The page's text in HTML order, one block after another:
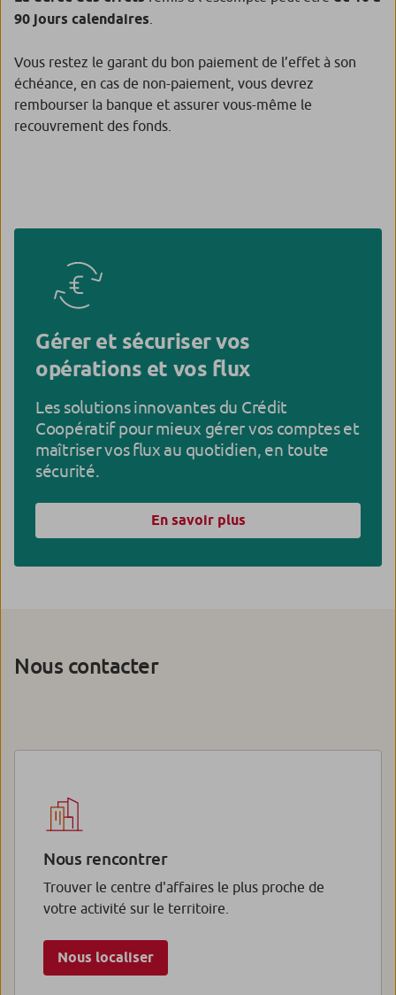
90 jours calendaires
Vous restez le garant du bon paiement de l’effet à son
échéance, en cas de non-paiement, vous devrez
rembourser la banque et assurer vous-même le
recouvrement des fonds.
Gérer et sécuriser vos
opérations et vos flux
Les solutions innovantes du Crédit
Coopératif pour mieux gérer vos comptes et
maîtriser vos flux au quotidien, en toute
sécurité.
En savoir plus
Nous contacter
Nous rencontrer
Trouver le centre d'affaires le plus proche de
votre activité sur le territoire.
Nous localiser